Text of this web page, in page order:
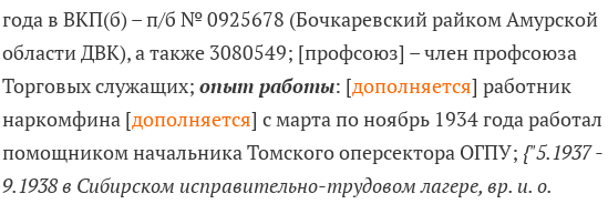
года в ВКП(б) – п/б № 0925678 (Бочкаревский райком Амурской
области ДВК), а также 3080549; [профсоюз] – член профсоюза
Торговых служащих; опыт работы: [дополняется] работник
наркомфина [дополняется] с марта по ноябрь 1934 года работал
помощником начальника Томского оперсектора ОГПУ; {"5.1937 -
9.1938 в Сибирском исправительно-трудовом лагере, вр. и. о.